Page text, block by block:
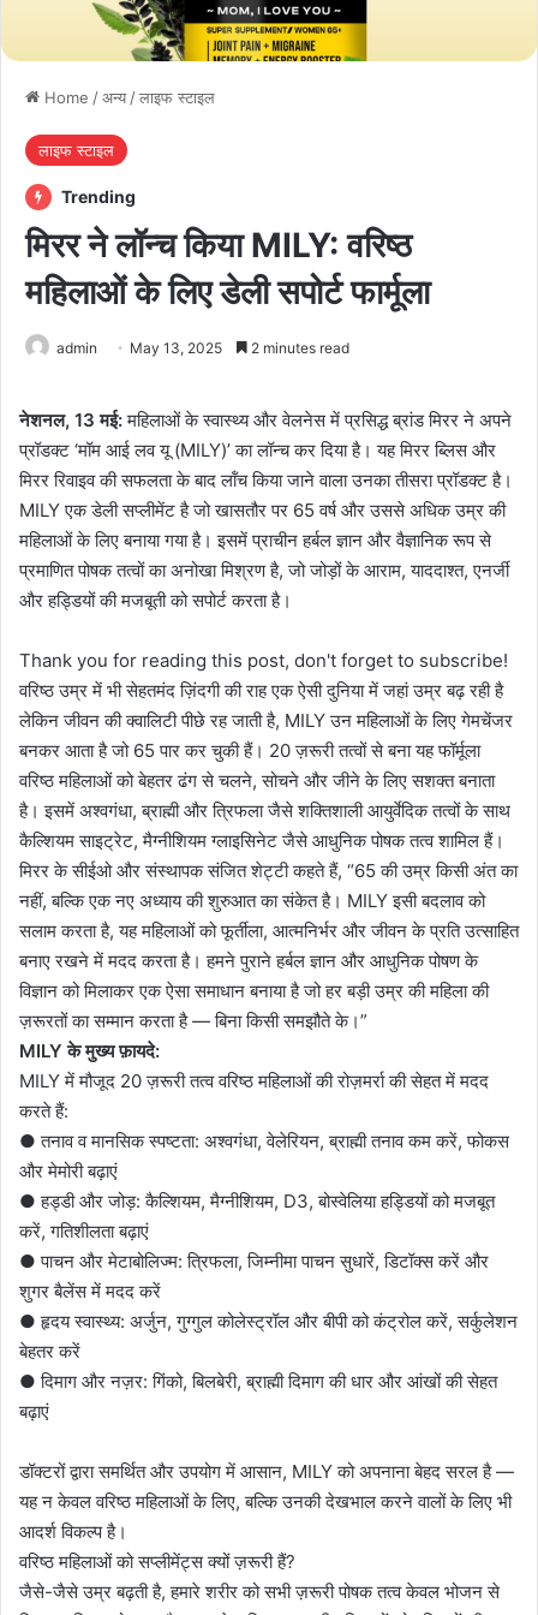
Home /अन्य /लाइफ स्टाइल
लाइफ स्टाइल
Trending
मिरर ने लॉन्च किया MILY: वरिष्ठ
महिलाओं के लिए डेली सपोर्ट फार्मूला
admin May 13, 2025 2 minutes read
नेशनल, 13 मई:महिलाओं के स्वास्थ्य और वेलनेस में प्रसिद्ध ब्रांड मिरर ने अपने
प्रॉडक्ट ‘मॉम आई लव यू (MILY)’ का लॉन्च कर दिया है। यह मिरर ब्लिस और
मिरर रिवाइव की सफलता के बाद लॉंच किया जाने वाला उनका तीसरा प्रॉडक्ट है।
MILY एक डेली सप्लीमेंट है जो खासतौर पर 65 वर्ष और उससे अधिक उम्र की
महिलाओं के लिए बनाया गया है। इसमें प्राचीन हर्बल ज्ञान और वैज्ञानिक रूप से
प्रमाणित पोषक तत्वों का अनोखा मिश्रण है, जो जोड़ों के आराम, याददाश्त, एनर्जी
और हड्डियों की मजबूती को सपोर्ट करता है।
Thank you for reading this post, don't forget to subscribe!
वरिष्ठ उम्र में भी सेहतमंद ज़िंदगी की राह एक ऐसी दुनिया में जहां उम्र बढ़ रही है
लेकिन जीवन की क्वालिटी पीछे रह जाती है, MILY उन महिलाओं के लिए गेमचेंजर
बनकर आता है जो 65 पार कर चुकी हैं। 20 ज़रूरी तत्वों से बना यह फॉर्मूला
वरिष्ठ महिलाओं को बेहतर ढंग से चलने, सोचने और जीने के लिए सशक्त बनाता
है। इसमें अश्वगंधा, ब्राह्मी और त्रिफला जैसे शक्तिशाली आयुर्वेदिक तत्वों के साथ
कैल्शियम साइट्रेट, मैग्नीशियम ग्लाइसिनेट जैसे आधुनिक पोषक तत्व शामिल हैं।
मिरर के सीईओ और संस्थापक संजित शेट्टी कहते हैं, “65 की उम्र किसी अंत का
नहीं, बल्कि एक नए अध्याय की शुरुआत का संकेत है। MILY इसी बदलाव को
सलाम करता है, यह महिलाओं को फूर्तीला, आत्मनिर्भर और जीवन के प्रति उत्साहित
बनाए रखने में मदद करता है। हमने पुराने हर्बल ज्ञान और आधुनिक पोषण के
विज्ञान को मिलाकर एक ऐसा समाधान बनाया है जो हर बड़ी उम्र की महिला की
ज़रूरतों का सम्मान करता है — बिना किसी समझौते के।”
MILY के मुख्य फ़ायदे:
MILY में मौजूद 20 ज़रूरी तत्व वरिष्ठ महिलाओं की रोज़मर्रा की सेहत में मदद
करते हैं:
● तनाव व मानसिक स्पष्टता: अश्वगंधा, वेलेरियन, ब्राह्मी तनाव कम करें, फोकस
और मेमोरी बढ़ाएं
● हड्डी और जोड़: कैल्शियम, मैग्नीशियम, D3, बोस्वेलिया हड्डियों को मजबूत
करें, गतिशीलता बढ़ाएं
● पाचन और मेटाबोलिज्म: त्रिफला, जिम्नीमा पाचन सुधारें, डिटॉक्स करें और
शुगर बैलेंस में मदद करें
● हृदय स्वास्थ्य: अर्जुन, गुग्गुल कोलेस्ट्रॉल और बीपी को कंट्रोल करें, सर्कुलेशन
बेहतर करें
● दिमाग और नज़र: गिंको, बिलबेरी, ब्राह्मी दिमाग की धार और आंखों की सेहत
बढ़ाएं
डॉक्टरों द्वारा समर्थित और उपयोग में आसान, MILY को अपनाना बेहद सरल है —
यह न केवल वरिष्ठ महिलाओं के लिए, बल्कि उनकी देखभाल करने वालों के लिए भी
आदर्श विकल्प है।
वरिष्ठ महिलाओं को सप्लीमेंट्स क्यों ज़रूरी हैं?
जैसे-जैसे उम्र बढ़ती है, हमारे शरीर को सभी ज़रूरी पोषक तत्व केवल भोजन से